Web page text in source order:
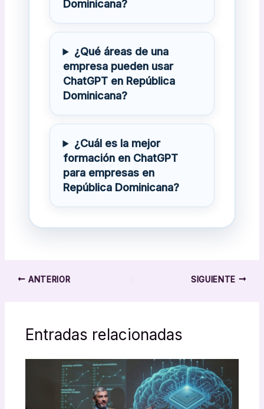
Dominicana?
¿Qué áreas de una
empresa pueden usar
ChatGPT en República
Dominicana?
¿Cuál es la mejor
formación en ChatGPT
para empresas en
República Dominicana?
ANTERIOR SIGUIENTE
Entradas relacionadas